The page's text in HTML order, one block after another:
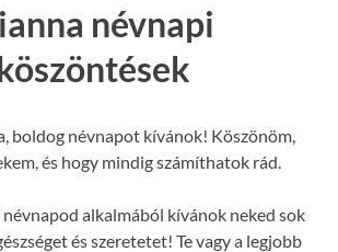
névnapi
boldog névnapot kívánok! Köszönöm,
és hogy mindig számíthatok rád.
névnapod alkalmából kívánok neked sok
és szeretetet! Te vagy a legjobb